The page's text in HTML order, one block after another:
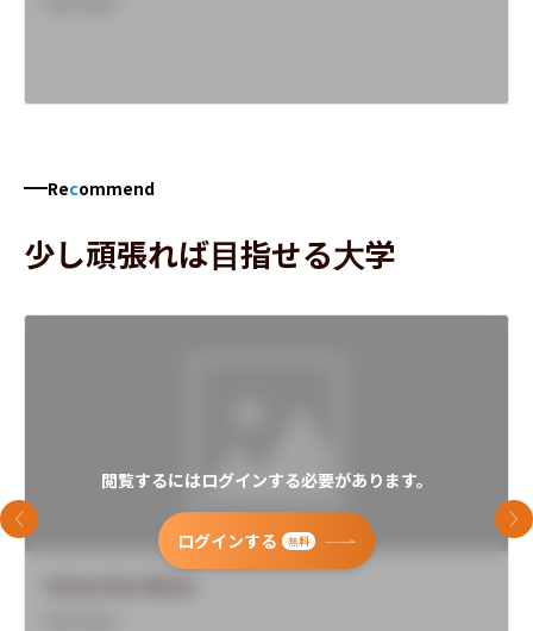
Recommend
少し頑張れば目指せる大学
閲覧するにはログインする必要があります。
ログインする 無料
前のスライド 次